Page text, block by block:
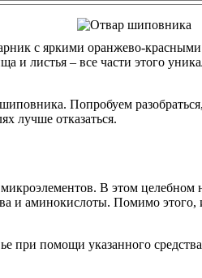
с яркими оранжево-
и листья – все части этого
Попробуем
лучше отказаться.
В этом
и аминокислоты. Помимо
при помощи указанного